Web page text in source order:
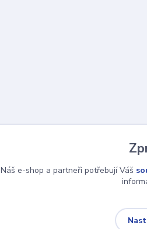
Náš e-shop a partneři potřebují Váš